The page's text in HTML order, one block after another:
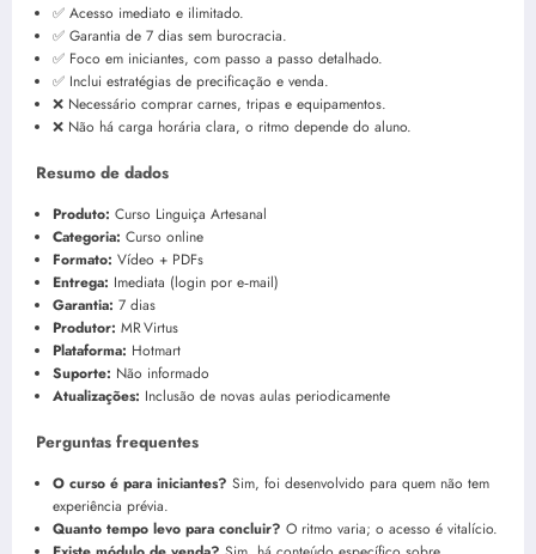
✅ Acesso imediato e ilimitado.
✅ Garantia de 7 dias sem burocracia.
✅ Foco em iniciantes, com passo a passo detalhado.
✅ Inclui estratégias de precificação e venda.
❌ Necessário comprar carnes, tripas e equipamentos.
❌ Não há carga horária clara, o ritmo depende do aluno.
Resumo de dados
Produto: Curso Linguiça Artesanal
Categoria: Curso online
Formato: Vídeo + PDFs
Entrega: Imediata (login por e‑mail)
Garantia: 7 dias
Produtor: MR Virtus
Plataforma: Hotmart
Suporte: Não informado
Atualizações: Inclusão de novas aulas periodicamente
Perguntas frequentes
O curso é para iniciantes? Sim, foi desenvolvido para quem não tem
experiência prévia.
Quanto tempo levo para concluir? O ritmo varia; o acesso é vitalício.